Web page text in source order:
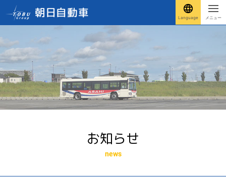
Language メニュー
お知らせ
news